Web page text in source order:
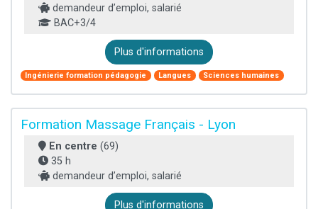
demandeur d’emploi, salarié
BAC+3/4
Plus d'informations
Ingénierie formation pédagogie Langues Sciences humaines
Formation Massage Français - Lyon
En centre (69)
35 h
demandeur d’emploi, salarié
Plus d'informations